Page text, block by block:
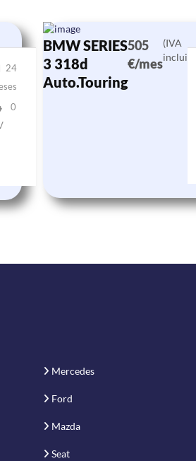
24
0
BMW SERIES
3 318d
Auto.Touring
505
€/mes
(IVA
incluido)
Mercedes
Ford
Mazda
Seat